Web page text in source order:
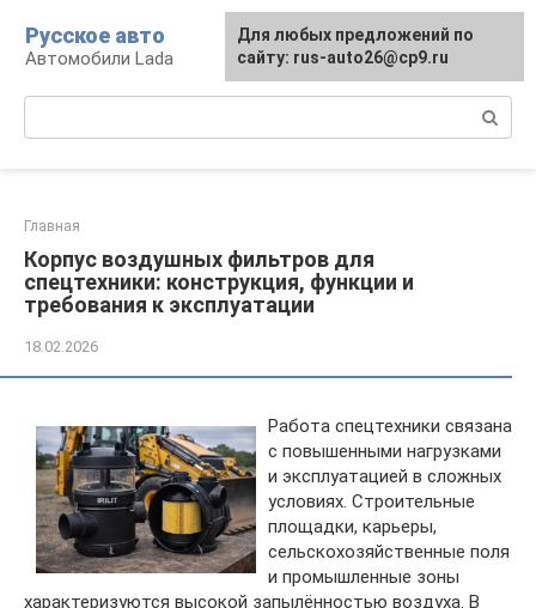
контенту
Русское авто
Автомобили Lada
Главная
Корпус воздушных фильтров для
спецтехники: конструкция, функции и
требования к эксплуатации
18.02.2026
Работа спецтехники связана
с повышенными нагрузками
и эксплуатацией в сложных
условиях. Строительные
площадки, карьеры,
сельскохозяйственные поля
и промышленные зоны
характеризуются высокой запылённостью воздуха. В
Для любых предложений по
сайту: rus-auto26@cp9.ru